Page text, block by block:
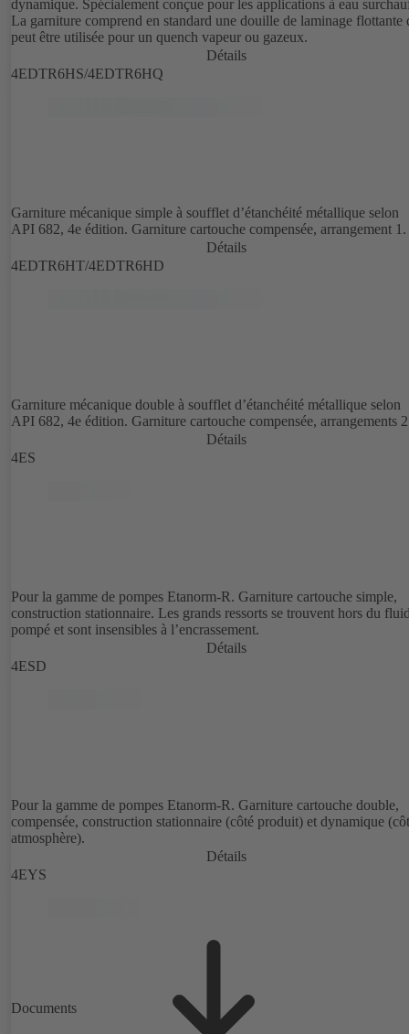
dynamique. Spécialement conçue pour les applications à eau
La garniture comprend en standard une douille de laminage flottante
peut être utilisée pour un quench vapeur ou gazeux.
Détails
4EDTR6HS/4EDTR6HQ
Garniture mécanique simple à soufflet d’étanchéité métallique selon
API 682, 4e édition. Garniture cartouche compensée, arrangement 1.
Détails
4EDTR6HT/4EDTR6HD
Garniture mécanique double à soufflet d’étanchéité métallique selon
API 682, 4e édition. Garniture cartouche compensée, arrangements
Détails
4ES
Pour la gamme de pompes Etanorm-R. Garniture cartouche simple,
construction stationnaire. Les grands ressorts se trouvent hors du
pompé et sont insensibles à l’encrassement.
Détails
4ESD
Pour la gamme de pompes Etanorm-R. Garniture cartouche double,
compensée, construction stationnaire (côté produit) et dynamique
atmosphère).
Détails
4EYS
Documents